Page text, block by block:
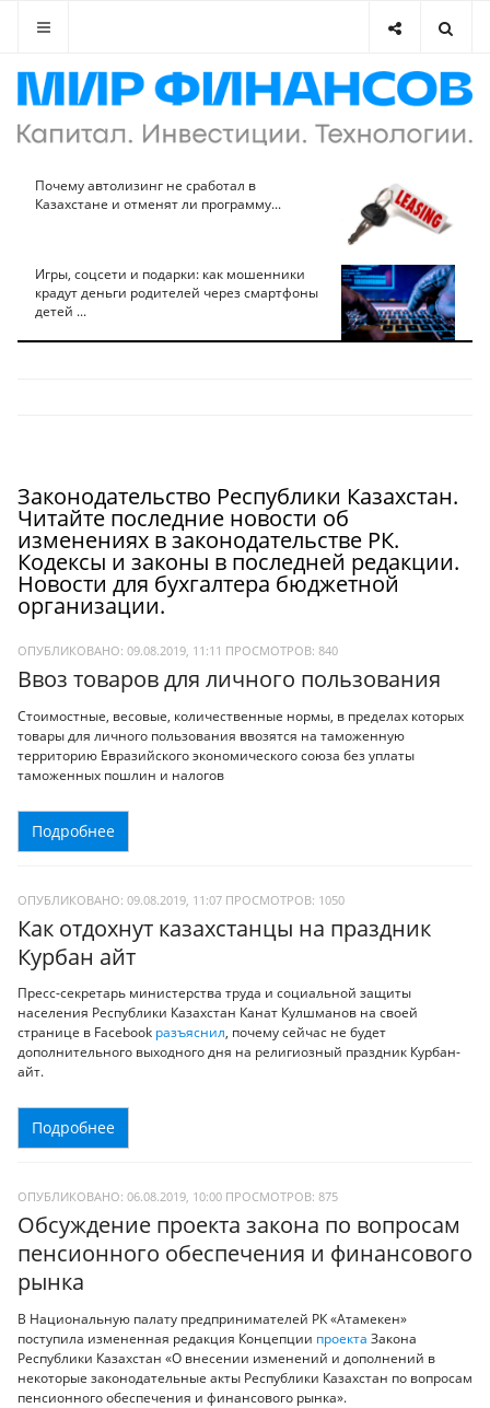
Почему автолизинг не сработал в
Казахстане и отменят ли программу...
Игры, соцсети и подарки: как мошенники
крадут деньги родителей через смартфоны
детей ...
Законодательство Республики Казахстан.
Читайте последние новости об
изменениях в законодательстве РК.
Кодексы и законы в последней редакции.
Новости для бухгалтера бюджетной
организации.
ОПУБЛИКОВАНО: 09.08.2019, 11:11 ПРОСМОТРОВ: 840
Ввоз товаров для личного пользования
Стоимостные, весовые, количественные нормы, в пределах которых
товары для личного пользования ввозятся на таможенную
территорию Евразийского экономического союза без уплаты
таможенных пошлин и налогов
Подробнее
ОПУБЛИКОВАНО: 09.08.2019, 11:07 ПРОСМОТРОВ: 1050
Как отдохнут казахстанцы на праздник
Курбан айт
Пресс-секретарь министерства труда и социальной защиты
населения Республики Казахстан Канат Кулшманов на своей
странице в Facebook разъяснил, почему сейчас не будет
дополнительного выходного дня на религиозный праздник Курбан-
айт.
Подробнее
ОПУБЛИКОВАНО: 06.08.2019, 10:00 ПРОСМОТРОВ: 875
Обсуждение проекта закона по вопросам
пенсионного обеспечения и финансового
рынка
В Национальную палату предпринимателей РК «Атамекен»
поступила измененная редакция Концепции проекта Закона
Республики Казахстан «О внесении изменений и дополнений в
некоторые законодательные акты Республики Казахстан по вопросам
пенсионного обеспечения и финансового рынка».